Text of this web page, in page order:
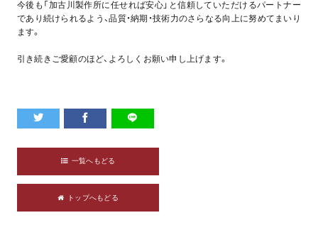
今後も「加古川製作所に任せれば安心」と信頼していただけるパートナー
であり続けられるよう、品質・納期・技術力のさらなる向上に努めてまいり
ます。
引き続きご愛顧のほど、よろしくお願い申し上げます。
一覧へもどる
トップへもどる